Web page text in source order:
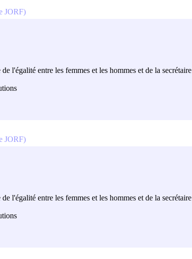
l'égalité entre les femmes et les hommes et de la secrétaire
JORF)
l'égalité entre les femmes et les hommes et de la secrétaire
JORF)